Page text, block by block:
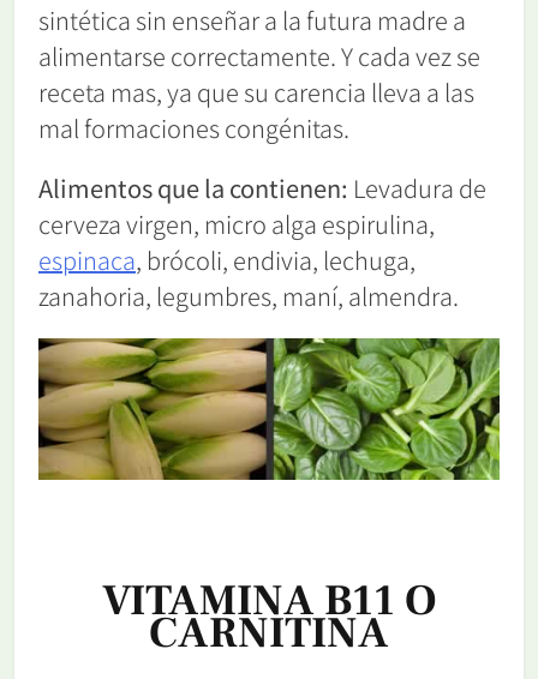
sintética sin enseñar a la futura madre a
alimentarse correctamente. Y cada vez se
receta mas, ya que su carencia lleva a las
mal formaciones congénitas.
Alimentos que la contienen: Levadura de
cerveza virgen, micro alga espirulina,
espinaca, brócoli, endivia, lechuga,
zanahoria, legumbres, maní, almendra.
VITAMINA B11 O
CARNITINA